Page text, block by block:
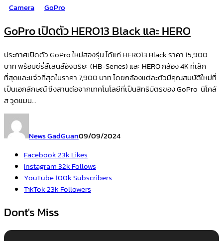
Camera GoPro
GoPro เปิดตัว HERO13 Black และ HERO
ประกาศเปิดตัว GoPro ใหม่สองรุ่น ได้แก่ HERO13 Black ราคา 15,900
บาท พร้อมซีรี่ส์เลนส์อัจฉริยะ (HB-Series) และ HERO กล้อง 4K ที่เล็ก
ที่สุดและแจ๋วที่สุดในราคา 7,900 บาท โดยกล้องแต่ละตัวมีคุณสมบัติใหม่ที่
เป็นเอกลักษณ์ ซึ่งสานต่อจากเทคโนโลยีที่เป็นสิทธิบัตรของ GoPro นิโคลั
ส วูดแมน...
News GadGuan09/09/2024
Facebook23k Likes
Instagram32k Follows
YouTube100kSubscribers
TikTok23k Followers
Dont's Miss